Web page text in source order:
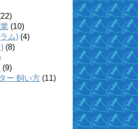
(10)
ム) (4)
(8)
(9)
ー 飼い方 (11)